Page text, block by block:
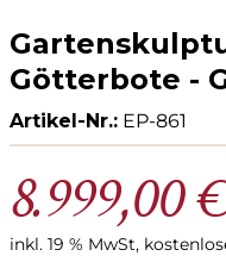
Götterbote -
Artikel-Nr.: EP-861
8.999,00
inkl. 19 % MwSt,